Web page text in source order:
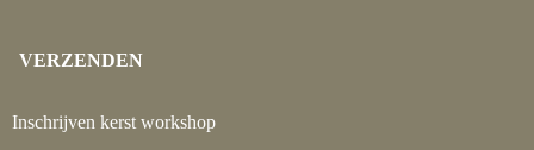
VERZENDEN
Inschrijven kerst workshop